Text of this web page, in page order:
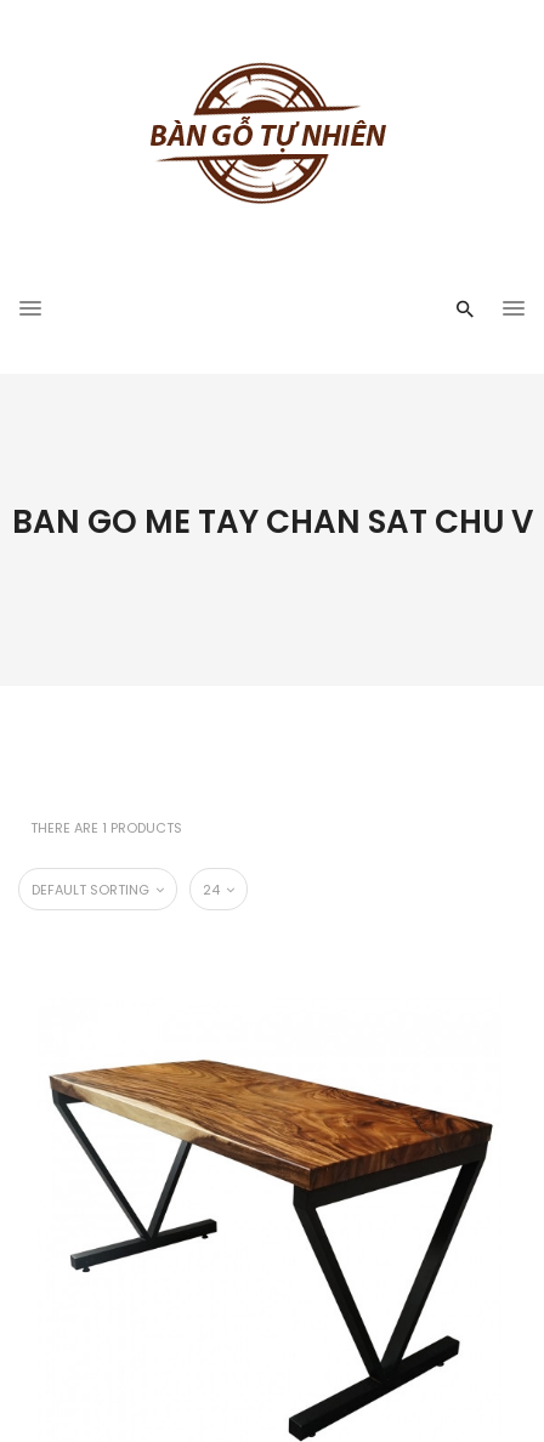
BAN GO ME TAY CHAN SAT CHU V
THERE ARE 1 PRODUCTS
DEFAULT SORTING 24